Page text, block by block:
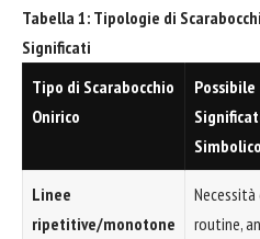
Tabella 1: Tipologie di
Significati
Tipo di Scarabocchio
Onirico
Possibile
Simbolico
Linee
ripetitive/monotone
Necessità
routine,